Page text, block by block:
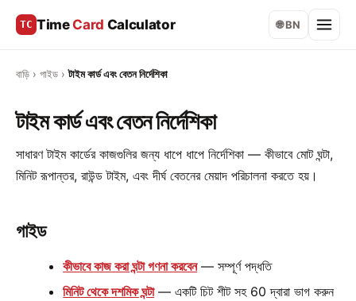
TC Time Card Calculator 🌐 BN
বাড়ি › গাইড ›টাইম কার্ড এবং বেতন নির্দেশিকা
টাইম কার্ড এবং বেতন নির্দেশিকা
সাধারণ টাইম কার্ডের কাজগুলির জন্য ধাপে ধাপে নির্দেশিকা — কীভাবে মোট ঘন্টা,
মিনিট রূপান্তর, রাউন্ড টাইম, এবং দীর্ঘ বেতনের মেয়াদ পরিচালনা করতে হয়।
গাইড
কীভাবে কাজ করা ঘন্টা গণনা করবেন— সম্পূর্ণ পদ্ধতি
মিনিট থেকে দশমিক ঘন্টা— একটি চিট শীট সহ 60 দ্বারা ভাগ করুন